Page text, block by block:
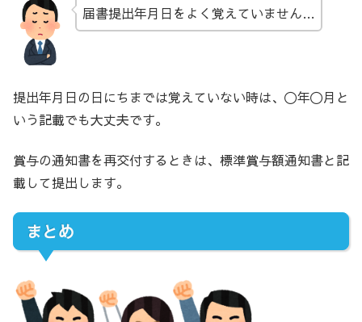
届書提出年月日をよく覚えていません…
提出年月日の日にちまでは覚えていない時は、〇年〇月と
いう記載でも大丈夫です。
賞与の通知書を再交付するときは、標準賞与額通知書と記
載して提出します。
まとめ